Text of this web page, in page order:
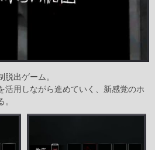
出ゲーム。
活用しながら進めていく、新感覚のホ